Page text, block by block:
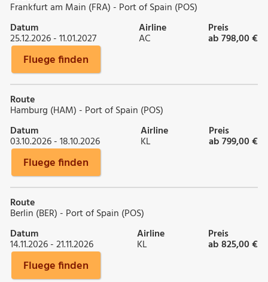
Frankfurt am Main (FRA) - Port of Spain (POS)
Datum
25.12.2026 - 11.01.2027
Airline
AC
Preis
ab 798,00 €
Fluege finden
Route
Hamburg (HAM) - Port of Spain (POS)
Datum
03.10.2026 - 18.10.2026
Airline
KL
Preis
ab 799,00 €
Fluege finden
Route
Berlin (BER) - Port of Spain (POS)
Datum
14.11.2026 - 21.11.2026
Airline
KL
Preis
ab 825,00 €
Fluege finden